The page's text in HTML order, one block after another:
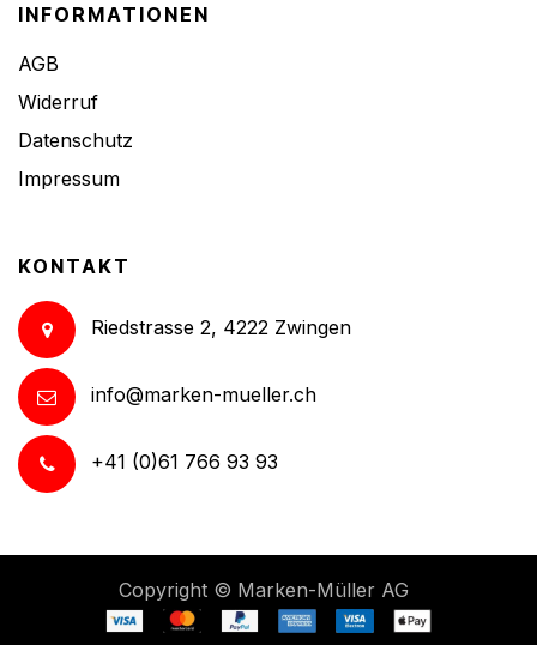
INFORMATIONEN
AGB
Widerruf
Datenschutz
Impressum
KONTAKT
Riedstrasse 2, 4222 Zwingen
info@marken-mueller.ch
+41 (0)61 766 93 93
Copyright © Marken-Müller AG